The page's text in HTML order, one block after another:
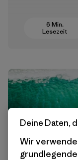
6 Min.
Lesezeit
Deine Daten,
Wir